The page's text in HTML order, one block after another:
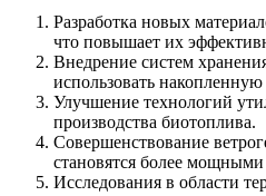
Разработка новых
что повышает их
Внедрение систем
использовать
Улучшение технологий
производства биотоплива.
Совершенствование
становятся более
Исследования в области